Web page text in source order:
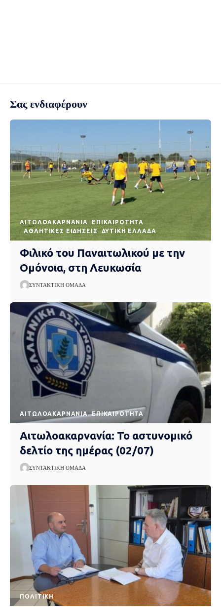
Σας ενδιαφέρουν
AΙΤΩΛΟΑΚΑΡΝΑΝΊΑ
EΠΙΚΑΙΡΌΤΗΤΑ
ΑΘΛΗΤΙΚΈΣ ΕΙΔΉΣΕΙΣ
ΔΥΤΙΚΉ ΕΛΛΆΔΑ
Φιλικό του Παναιτωλικού με την
Ομόνοια, στη Λευκωσία
ΣΥΝΤΑΚΤΙΚΉ ΟΜΆΔΑ
AΙΤΩΛΟΑΚΑΡΝΑΝΊΑ EΠΙΚΑΙΡΌΤΗΤΑ
Αιτωλοακαρνανία: Το αστυνομικό
δελτίο της ημέρας (02/07)
ΣΥΝΤΑΚΤΙΚΉ ΟΜΆΔΑ
ΠΟΛΙΤΙΚΉ